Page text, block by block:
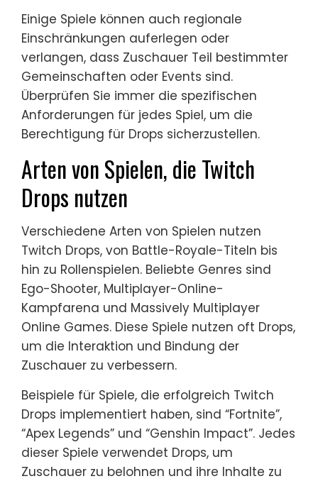
Einige Spiele können auch regionale
Einschränkungen auferlegen oder
verlangen, dass Zuschauer Teil bestimmter
Gemeinschaften oder Events sind.
Überprüfen Sie immer die spezifischen
Anforderungen für jedes Spiel, um die
Berechtigung für Drops sicherzustellen.
Arten von Spielen, die Twitch
Drops nutzen
Verschiedene Arten von Spielen nutzen
Twitch Drops, von Battle-Royale-Titeln bis
hin zu Rollenspielen. Beliebte Genres sind
Ego-Shooter, Multiplayer-Online-
Kampfarena und Massively Multiplayer
Online Games. Diese Spiele nutzen oft Drops,
um die Interaktion und Bindung der
Zuschauer zu verbessern.
Beispiele für Spiele, die erfolgreich Twitch
Drops implementiert haben, sind “Fortnite”,
“Apex Legends” und “Genshin Impact”. Jedes
dieser Spiele verwendet Drops, um
Zuschauer zu belohnen und ihre Inhalte zu